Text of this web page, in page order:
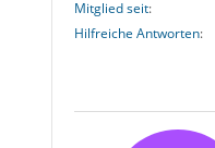
Mitglied seit
Hilfreiche Antworten